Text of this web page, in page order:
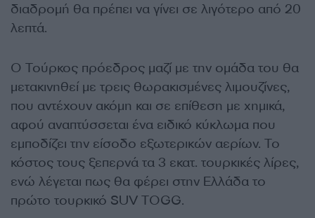
διαδρομή θα πρέπει να γίνει σε λιγότερο από 20
λεπτά.
Ο Τούρκος πρόεδρος μαζί με την ομάδα του θα
μετακινηθεί με τρεις θωρακισμένες λιμουζίνες,
που αντέχουν ακόμη και σε επίθεση με χημικά,
αφού αναπτύσσεται ένα ειδικό κύκλωμα που
εμποδίζει την είσοδο εξωτερικών αερίων. Το
κόστος τους ξεπερνά τα 3 εκατ. τουρκικές λίρες,
ενώ λέγεται πως θα φέρει στην Ελλάδα το
πρώτο τουρκικό SUV TOGG.